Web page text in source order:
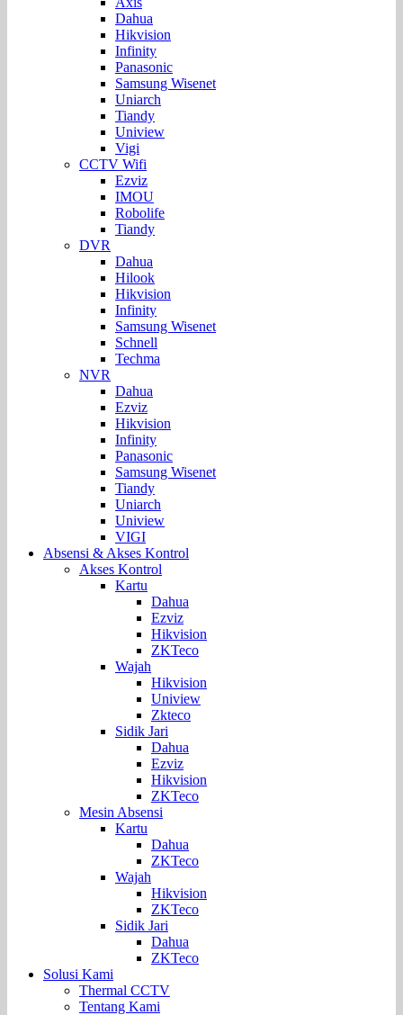
Dahua
Hikvision
Infinity
Panasonic
Samsung Wisenet
Uniarch
Tiandy
Uniview
Vigi
CCTV Wifi
Ezviz
IMOU
Robolife
Tiandy
DVR
Dahua
Hilook
Hikvision
Infinity
Samsung Wisenet
Schnell
Techma
NVR
Dahua
Ezviz
Hikvision
Infinity
Panasonic
Samsung Wisenet
Tiandy
Uniarch
Uniview
VIGI
Absensi & Akses Kontrol
Akses Kontrol
Kartu
Dahua
Ezviz
Hikvision
ZKTeco
Wajah
Hikvision
Uniview
Zkteco
Sidik Jari
Dahua
Ezviz
Hikvision
ZKTeco
Mesin Absensi
Kartu
Dahua
ZKTeco
Wajah
Hikvision
ZKTeco
Sidik Jari
Dahua
ZKTeco
Solusi Kami
Thermal CCTV
Tentang Kami